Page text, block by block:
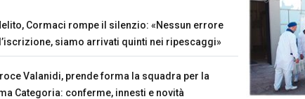
Cormaci rompe il silenzio: «Nessun errore
siamo arrivati quinti nei ripescaggi»
Valanidi, prende forma la squadra per la
Categoria: conferme, innesti e novità